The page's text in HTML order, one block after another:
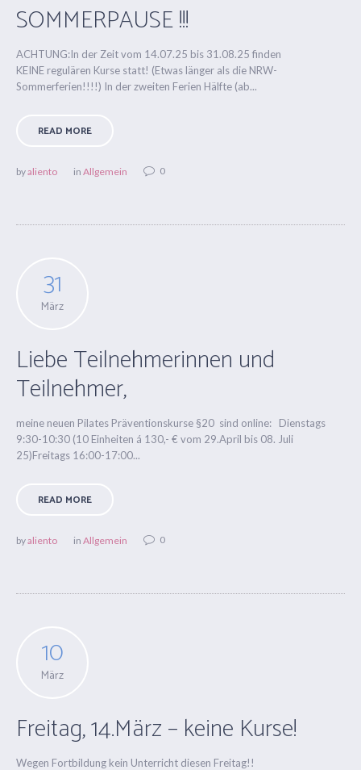
SOMMERPAUSE !!!
ACHTUNG:In der Zeit vom 14.07.25 bis 31.08.25 finden
KEINE regulären Kurse statt! (Etwas länger als die NRW-
Sommerferien!!!!) In der zweiten Ferien Hälfte (ab...
READ MORE
byaliento in Allgemein 0
31
März
Liebe Teilnehmerinnen und
Teilnehmer,
meine neuen Pilates Präventionskurse §20 sind online: Dienstags
9:30-10:30 (10 Einheiten á 130,- € vom 29.April bis 08. Juli
25)Freitags 16:00-17:00...
READ MORE
byaliento in Allgemein 0
10
März
Freitag, 14.März – keine Kurse!
Wegen Fortbildung kein Unterricht diesen Freitag!!